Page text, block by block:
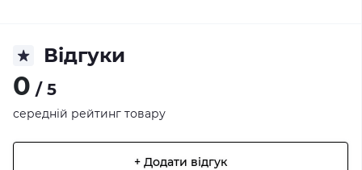
Відгуки
0 / 5
середній рейтинг товару
+ Додати відгук